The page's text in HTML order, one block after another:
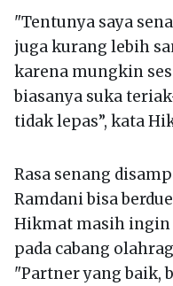
"Tentunya saya
juga kurang lebih
karena mungkin
biasanya suka
tidak lepas”, kata
Rasa senang
Ramdani bisa
Hikmat masih
pada cabang
"Partner yang baik,